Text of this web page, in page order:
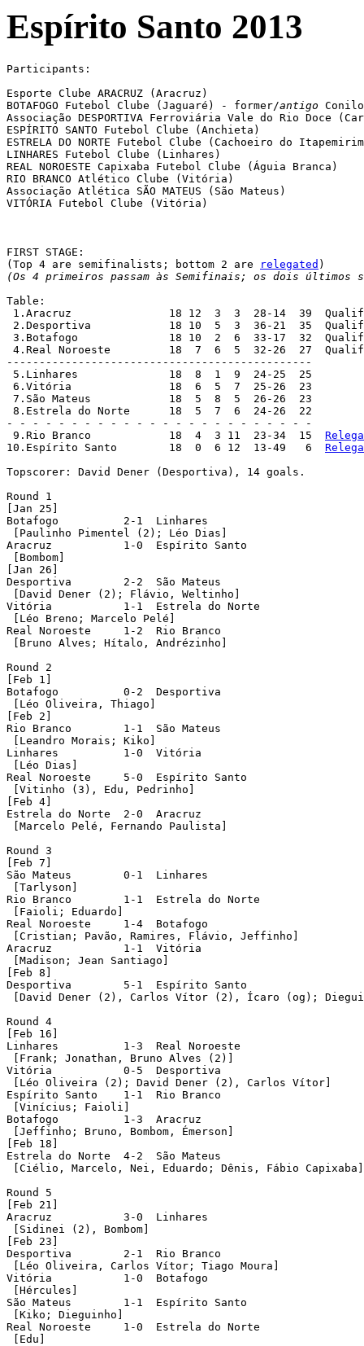
Espírito Santo 2013
Participants:
Esporte Clube ARACRUZ (Aracruz)
BOTAFOGO Futebol Clube (Jaguaré) - former/antigo
Associação DESPORTIVA Ferroviária Vale do Rio Doce
ESPÍRITO SANTO Futebol Clube (Anchieta)
ESTRELA DO NORTE Futebol Clube (Cachoeiro do
LINHARES Futebol Clube (Linhares)
REAL NOROESTE Capixaba Futebol Clube (Águia Branca)
RIO BRANCO Atlético Clube (Vitória)
Associação Atlética SÃO MATEUS (São Mateus)
VITÓRIA Futebol Clube (Vitória)
FIRST STAGE:
(Top 4 are semifinalists; bottom 2 are
relegated
(Os 4 primeiros passam às Semifinais; os dois últimos
Table:
1.Aracruz 		 18 12  3  3  28-14  39  Qualified
2.Desportiva 		 18 10  5  3  36-21  35  Qualified
3.Botafogo 		 18 10  2  6  33-17  32  Qualified
4.Real Noroeste 	 18  7  6  5  32-26  27  Qualified
-----------------------------------------------
5.Linhares 		 18  8  1  9  24-25  25
6.Vitória 		 18  6  5  7  25-26  23
7.São Mateus 		 18  5  8  5  26-26  23
8.Estrela do Norte 	 18  5  7  6  24-26  22
- - - - - - - - - - - - - - - - - - - - - - - -
9.Rio Branco 		 18  4  3 11  23-34  15
10.Espírito Santo 	 18  0  6 12  13-49   6
Topscorer: David Dener (Desportiva), 14 goals.
Round 1
[Jan 25]
Botafogo 	  2-1  Linhares
[Paulinho Pimentel (2); Léo Dias]
Aracruz 	  1-0  Espírito Santo
[Bombom]
[Jan 26]
Desportiva 	  2-2  São Mateus
[David Dener (2); Flávio, Weltinho]
Vitória 	  1-1  Estrela do Norte
[Léo Breno; Marcelo Pelé]
Real Noroeste 	  1-2  Rio Branco
[Bruno Alves; Hítalo, Andrézinho]
Round 2
[Feb 1]
Botafogo 	  0-2  Desportiva
[Léo Oliveira, Thiago]
[Feb 2]
Rio Branco 	  1-1  São Mateus
[Leandro Morais; Kiko]
Linhares 	  1-0  Vitória
[Léo Dias]
Real Noroeste 	  5-0  Espírito Santo
[Vitinho (3), Edu, Pedrinho]
[Feb 4]
Estrela do Norte  2-0  Aracruz
[Marcelo Pelé, Fernando Paulista]
Round 3
[Feb 7]
São Mateus	  0-1  Linhares
[Tarlyson]
Rio Branco	  1-1  Estrela do Norte
[Faioli; Eduardo]
Real Noroeste	  1-4  Botafogo
[Cristian; Pavão, Ramires, Flávio, Jeffinho]
Aracruz		  1-1  Vitória
[Madison; Jean Santiago]
[Feb 8]
Desportiva	  5-1  Espírito Santo
[David Dener (2), Carlos Vítor (2), Ícaro (og);
Round 4
[Feb 16]
Linhares	  1-3  Real Noroeste
[Frank; Jonathan, Bruno Alves (2)]
Vitória		  0-5  Desportiva
[Léo Oliveira (2); David Dener (2), Carlos Vítor]
Espírito Santo	  1-1  Rio Branco
[Vinícius; Faioli]
Botafogo	  1-3  Aracruz
[Jeffinho; Bruno, Bombom, Émerson]
[Feb 18]
Estrela do Norte  4-2  São Mateus
[Ciélio, Marcelo, Nei, Eduardo; Dênis, Fábio Capixaba]
Round 5
[Feb 21]
Aracruz	 	  3-0  Linhares
[Sidinei (2), Bombom]
[Feb 23]
Desportiva	  2-1  Rio Branco
[Léo Oliveira, Carlos Vítor; Tiago Moura]
Vitória		  1-0  Botafogo
[Hércules]
São Mateus 	  1-1  Espírito Santo
[Kiko; Dieguinho]
Real Noroeste	  1-0  Estrela do Norte
[Edu]